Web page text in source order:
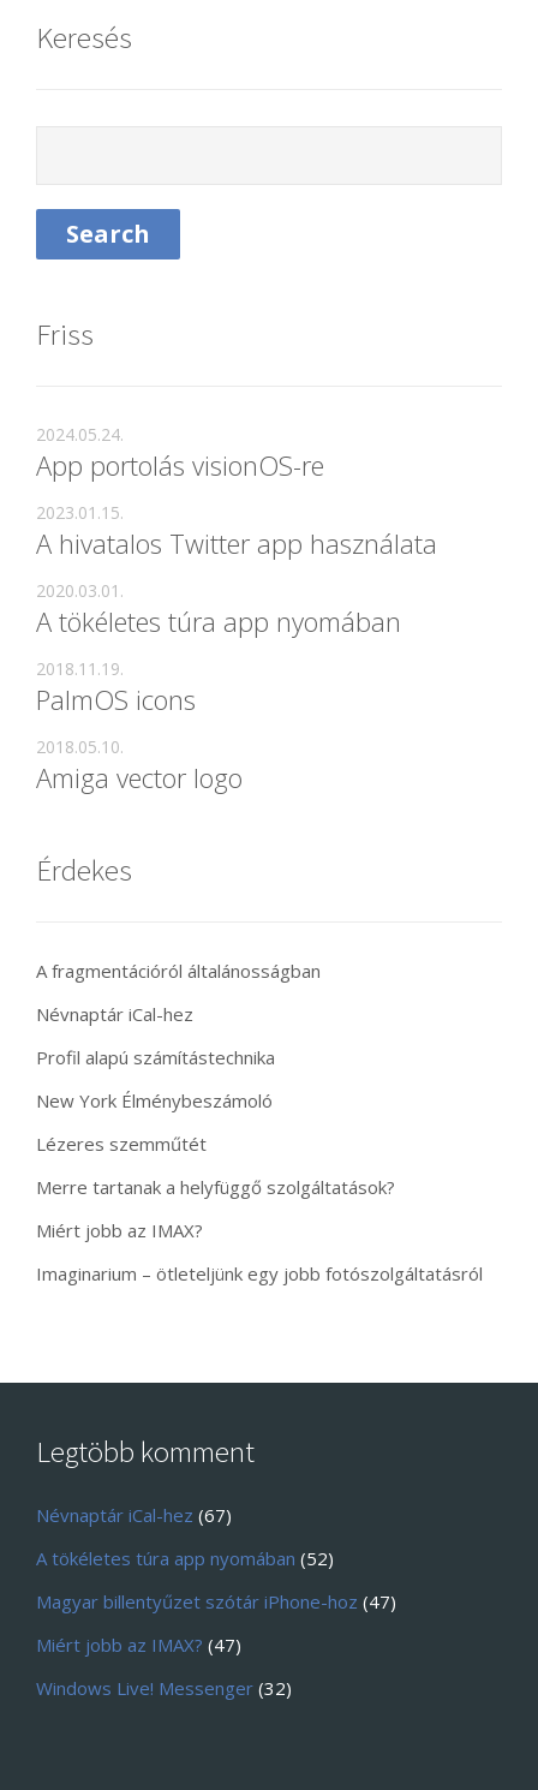
Keresés
Friss
App portolás visionOS-re
2024.05.24.
A hivatalos Twitter app használata
2023.01.15.
A tökéletes túra app nyomában
2020.03.01.
PalmOS icons
2018.11.19.
Amiga vector logo
2018.05.10.
Érdekes
A fragmentációról általánosságban
Névnaptár iCal-hez
Profil alapú számítástechnika
New York Élménybeszámoló
Lézeres szemműtét
Merre tartanak a helyfüggő szolgáltatások?
Miért jobb az IMAX?
Imaginarium – ötleteljünk egy jobb fotószolgáltatásról
Legtöbb komment
Névnaptár iCal-hez (67)
A tökéletes túra app nyomában (52)
Magyar billentyűzet szótár iPhone-hoz (47)
Miért jobb az IMAX? (47)
Windows Live! Messenger (32)